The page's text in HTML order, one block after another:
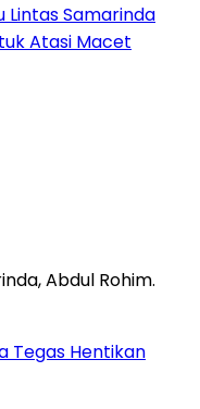
Lintas Samarinda
Atasi Macet
Tegas Hentikan